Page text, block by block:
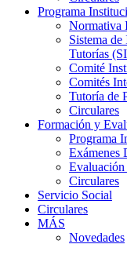
Programa
Normativa
Sistema
Tutorías
Comité
Comités
Tutoría de
Circulares
Formación y
Programa
Exámenes
Evaluación
Circulares
Servicio Social
Circulares
MÁS
Novedades